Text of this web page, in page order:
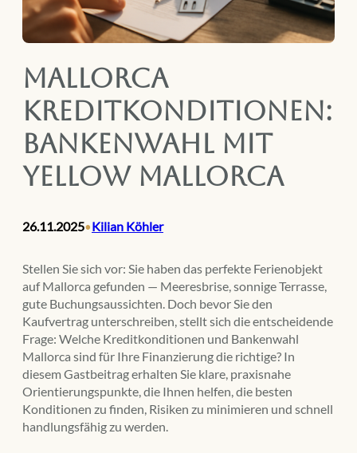
Mallorca
Kreditkonditionen:
Bankenwahl mit
Yellow Mallorca
26.11.2025•Kilian Köhler
Stellen Sie sich vor: Sie haben das perfekte Ferienobjekt
auf Mallorca gefunden — Meeresbrise, sonnige Terrasse,
gute Buchungsaussichten. Doch bevor Sie den
Kaufvertrag unterschreiben, stellt sich die entscheidende
Frage: Welche Kreditkonditionen und Bankenwahl
Mallorca sind für Ihre Finanzierung die richtige? In
diesem Gastbeitrag erhalten Sie klare, praxisnahe
Orientierungspunkte, die Ihnen helfen, die besten
Konditionen zu finden, Risiken zu minimieren und schnell
handlungsfähig zu werden.